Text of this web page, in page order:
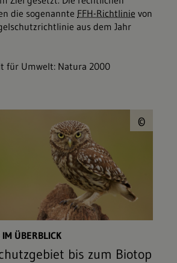
die sogenannte FFH-Richtlinie von
aus dem Jahr
für Umwelt: Natura 2000
©
IM ÜBERBLICK
bis zum Biotop